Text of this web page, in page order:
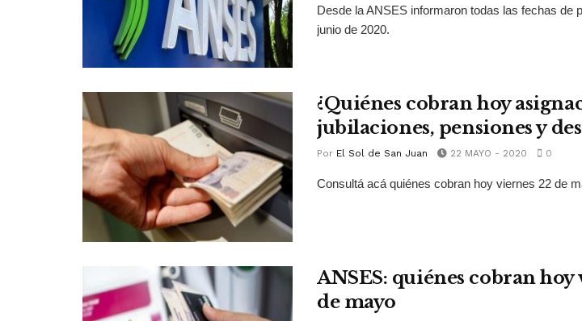
Desde la ANSES informaron todas las fechas de
junio de 2020.
¿Quiénes cobran hoy
jubilaciones, pensiones y
Por El Sol de San Juan 22 MAYO - 2020 0
Consultá acá quiénes cobran hoy viernes 22 de
ANSES: quiénes cobran hoy
de mayo